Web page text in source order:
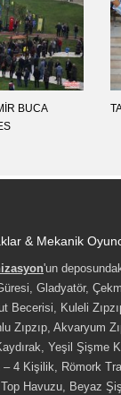
BUCA
& Mekanik
'un
Gladyatör,
Becerisi, Kuleli
Zıpzıp, Akvaryum
Yeşil Şişme
– 4 Kişilik, Römork
Havuzu, Beyaz